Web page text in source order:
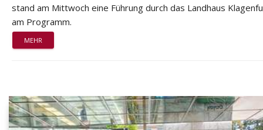
stand am Mittwoch eine Führung durch das Landhaus
am Programm.
MEHR